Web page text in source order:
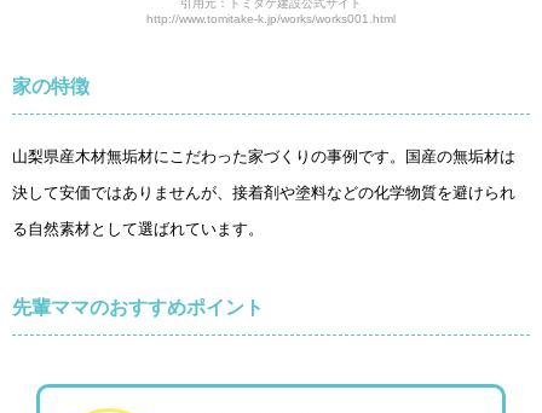
http://www.tomitake-k.jp/works/works001.html
家の特徴
山梨県産木材無垢材にこだわった家づくりの事例です。国産の無垢材は
決して安価ではありませんが、接着剤や塗料などの化学物質を避けられ
る自然素材として選ばれています。
先輩ママのおすすめポイント